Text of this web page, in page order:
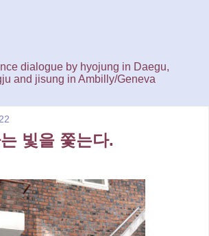
dialogue by hyojung in Daegu,
and jisung in Ambilly/Geneva
빛을 쫓는다.